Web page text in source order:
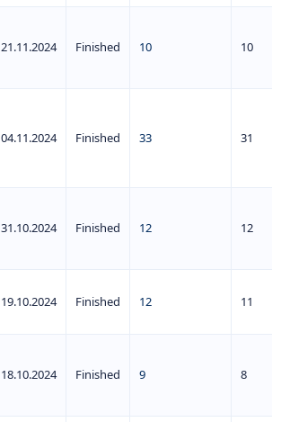
21.11.2024 Finished 10 10
04.11.2024 Finished 33 31
31.10.2024 Finished 12 12
19.10.2024 Finished 12 11
18.10.2024 Finished 9 8